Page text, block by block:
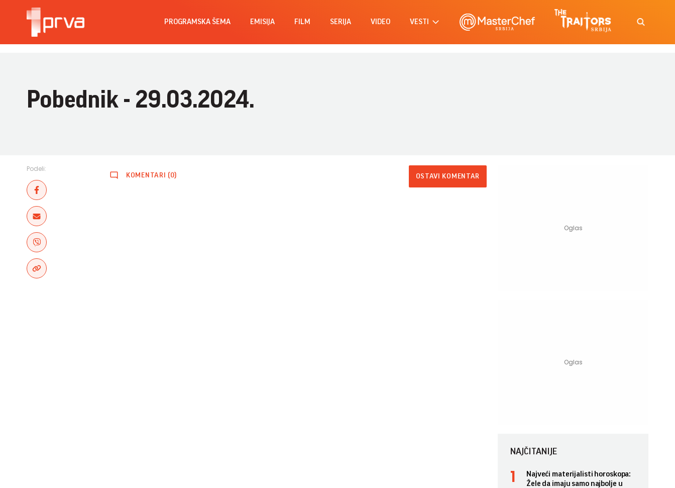
PROGRAMSKA ŠEMA EMISIJA FILM SERIJA VIDEO VESTI
Pobednik - 29.03.2024.
Podeli:
KOMENTARI (0) OSTAVI KOMENTAR
NAJČITANIJE
Najveći materijalisti horoskopa:
Žele da imaju samo najbolje u